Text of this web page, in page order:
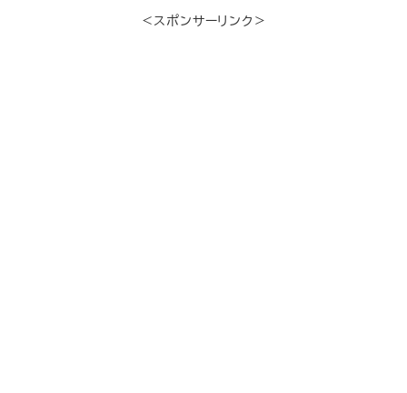
＜スポンサーリンク＞